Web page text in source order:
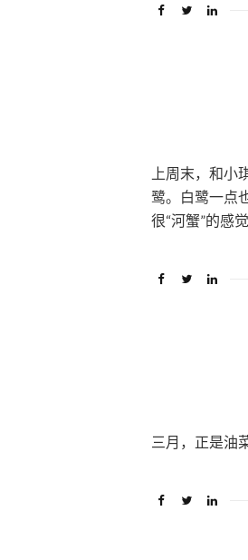
上周末，和小
鹭。白鹭一点
很“河蟹”的感
三月，正是油